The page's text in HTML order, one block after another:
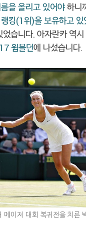
을 올리고 있어야하니
킹(1위)을 보유하고 있
었습니다. 아자란카 역
윔블던에 나섰습니다.
메이저 대회 복귀전을 치른